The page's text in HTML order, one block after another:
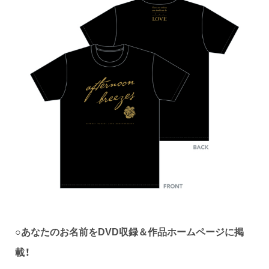
○あなたのお名前をDVD収録＆作品ホームページに掲
載！